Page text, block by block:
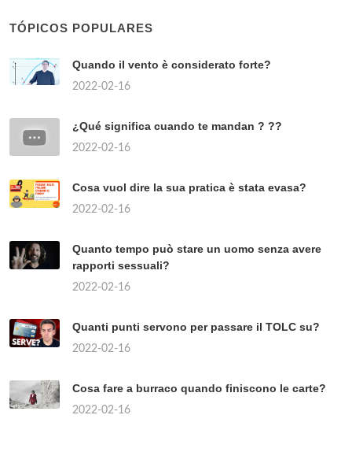
TÓPICOS POPULARES
Quando il vento è considerato forte?
2022-02-16
¿Qué significa cuando te mandan ? ??
2022-02-16
Cosa vuol dire la sua pratica è stata evasa?
2022-02-16
Quanto tempo può stare un uomo senza avere
rapporti sessuali?
2022-02-16
Quanti punti servono per passare il TOLC su?
2022-02-16
Cosa fare a burraco quando finiscono le carte?
2022-02-16